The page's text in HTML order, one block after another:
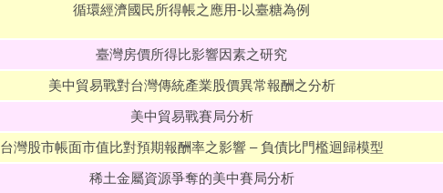
循環經濟國民所得帳之應用-以臺糖為例
臺灣房價所得比影響因素之研究
美中貿易戰對台灣傳統產業股價異常報酬之分析
美中貿易戰賽局分析
台灣股市帳面市值比對預期報酬率之影響 – 負債比門檻迴歸模型
稀土金屬資源爭奪的美中賽局分析